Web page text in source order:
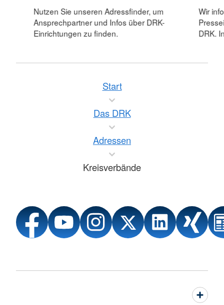
Nutzen Sie unseren Adressfinder, um
Ansprechpartner und Infos über DRK-
Einrichtungen zu finden.
Wir
DRK.
Start
Das DRK
Adressen
Kreisverbände